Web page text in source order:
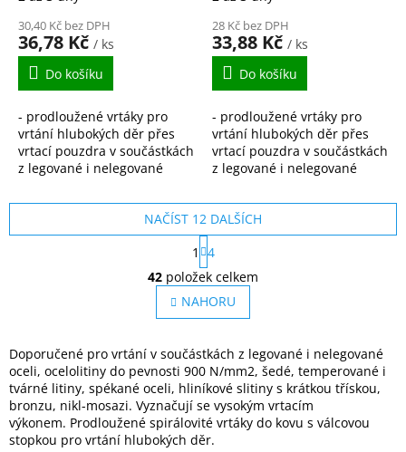
prodloužený HSS-G
DIN340
30,40 Kč bez DPH
36,78 Kč / ks
Do košíku
- prodloužené vrtáky pro
vrtání hlubokých děr přes
vrtací pouzdra v součástkách
z legované i nelegované
900N/mm2, šedé,
temperované i tvárné...
prodloužený HSS-G
DIN340
28 Kč bez DPH
33,88 Kč / ks
Do košíku
- prodloužené vrtáky pro
vrtání hlubokých děr přes
vrtací pouzdra v součástkách
z legované i nelegované
900N/mm2, šedé,
temperované i tvárné...
O
v
l
á
a
c
í
p
r
v
NAČÍST 12 DALŠÍCH
S
t
r
á
n
k
v
á
n
í
1
4
42 položek celkem
NAHORU
Doporučené pro vrtání v součástkách z legované i nelegované
oceli, ocelolitiny do pevnosti 900 N/mm2, šedé, temperované i
tvárné litiny, spékané oceli, hliníkové slitiny s krátkou třískou,
bronzu, nikl-mosazi. Vyznačují se vysokým vrtacím
výkonem. Prodloužené spirálovité vrtáky do kovu s válcovou
stopkou pro vrtání hlubokých děr.